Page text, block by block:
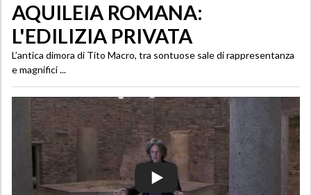
AQUILEIA ROMANA:
L'EDILIZIA PRIVATA
L’antica dimora di Tito Macro, tra sontuose sale di rappresentanza
e magnifici ...